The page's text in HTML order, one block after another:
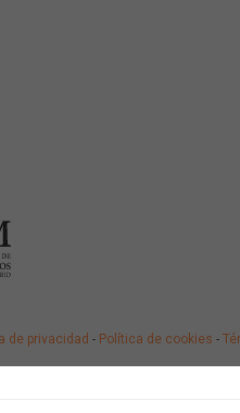
de privacidad - Política de cookies -